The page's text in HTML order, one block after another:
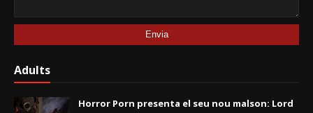
Adults
Horror Porn presenta el seu nou malson: Lord